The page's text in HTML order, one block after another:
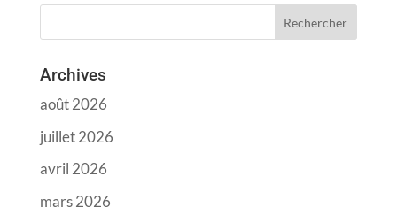
Archives
août 2026
juillet 2026
avril 2026
mars 2026